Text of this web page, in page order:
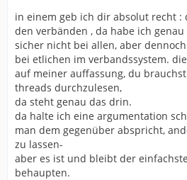
in einem geb ich dir absolut recht :
den verbänden , da habe ich
sicher nicht bei allen, aber dennoch
bei etlichen im verbandssystem.
auf meiner auffassung, du
threads durchzulesen,
da steht genau das drin.
da halte ich eine argumentation
man dem gegenüber abspricht,
zu lassen-
aber es ist und bleibt der
behaupten.